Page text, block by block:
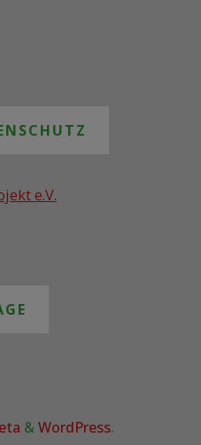
e.V.
&WordPress.